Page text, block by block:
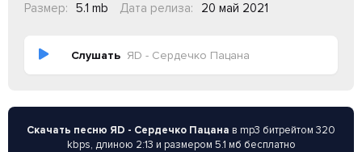
Размер:
5.1 mb Дата релиза: 20 май 2021
Слушать ЯD - Сердечко Пацана
Скачать песню ЯD - Сердечко Пацана в mp3 битрейтом 320
kbps, длиною 2:13 и размером 5.1 мб бесплатно